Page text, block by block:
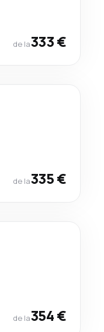
de la333 €
de la335 €
de la354 €